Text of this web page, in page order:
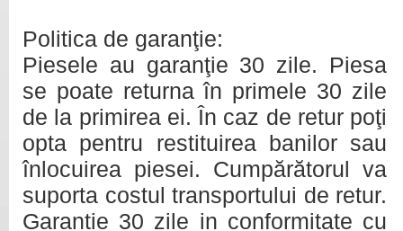
Politica de garanţie:
Piesele au garanţie 30 zile. Piesa
se poate returna în primele 30 zile
de la primirea ei. În caz de retur poţi
opta pentru restituirea banilor sau
înlocuirea piesei. Cumpărătorul va
suporta costul transportului de retur.
Garantie 30 zile in conformitate cu